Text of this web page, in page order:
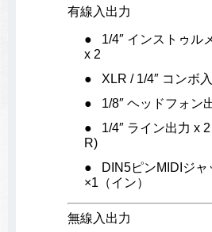
有線入出力
1/4″ インストゥル
x 2
XLR / 1/4″ コンボ
1/8″ ヘッドフォン
1/4″ ライン出力 x
R)
DIN5ピンMIDIジャ
×1（イン）
無線入出力